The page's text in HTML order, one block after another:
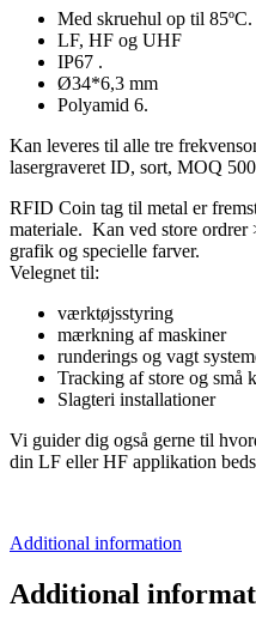
Med skruehul op til 85ºC.
LF, HF og UHF
IP67 .
Ø34*6,3 mm
Polyamid 6.
Kan leveres til alle tre
lasergraveret ID, sort, MOQ
RFID Coin tag til metal er
materiale. Kan ved store ordrer
grafik og specielle farver.
Velegnet til:
værktøjsstyring
mærkning af maskiner
runderings og vagt
Tracking af store og små
Slagteri installationer
Vi guider dig også gerne til
din LF eller HF applikation
Additional information
Additional